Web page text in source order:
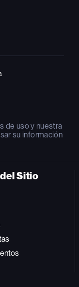
de usoy nuestra
su información
Sitio